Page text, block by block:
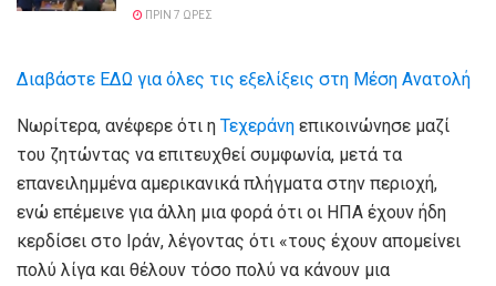
ΠΡΙΝ 7 ΏΡΕΣ
Διαβάστε ΕΔΩ για όλες τις εξελίξεις στη Μέση Ανατολή
Νωρίτερα, ανέφερε ότι η Τεχεράνη επικοινώνησε μαζί
του ζητώντας να επιτευχθεί συμφωνία, μετά τα
επανειλημμένα αμερικανικά πλήγματα στην περιοχή,
ενώ επέμεινε για άλλη μια φορά ότι οι ΗΠΑ έχουν ήδη
κερδίσει στο Ιράν, λέγοντας ότι «τους έχουν απομείνει
πολύ λίγα και θέλουν τόσο πολύ να κάνουν μια